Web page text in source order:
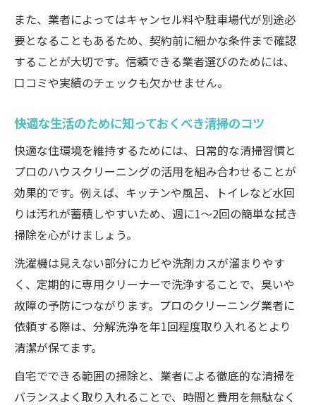
また、業者によってはキャンセル料や駐車場代が別途必
要となることもあるため、契約前に細かな条件まで確認
することが大切です。信頼できる業者選びのためには、
口コミや実績のチェックも欠かせません。
快適な生活のために知っておくべき清掃のコツ
快適な住環境を維持するためには、日常的な清掃習慣と
プロのハウスクリーニングの活用を組み合わせることが
効果的です。例えば、キッチンや風呂、トイレなど水回
りは汚れが蓄積しやすいため、週に1〜2回の簡単な拭き
掃除を心がけましょう。
洗濯機は見えない部分にカビや洗剤カスが溜まりやす
く、定期的に専用クリーナーで洗浄することで、臭いや
故障の予防につながります。プロのクリーニング業者に
依頼する際は、分解洗浄を年1回程度取り入れるとより
清潔が保てます。
自宅でできる範囲の掃除と、業者による徹底的な清掃を
バランスよく取り入れることで、時間と費用を無駄なく